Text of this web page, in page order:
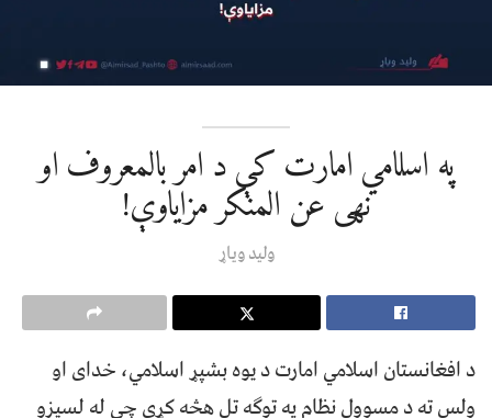
په اسلامي امارت کې د امر بالمعروف او
نهی عن المنکر مزایاوې!
ولید ویاړ
د افغانستان اسلامي امارت د یوه بشپړ اسلامي، خدای او
ولس ته د مسوول نظام په توګه تل هڅه کړې چې له لسیزو